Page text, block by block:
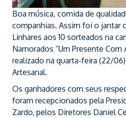
Boa música, comida de
companhias. Assim foi o jantar
Linhares aos 10 sorteados na
Namorados “Um Presente Com
realizado na quarta-feira (22/
Artesanal.
Os ganhadores com seus
foram recepcionados pela
Zardo, pelos Diretores Daniel